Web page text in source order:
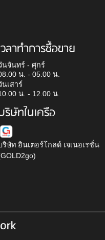
วลาทำการซื้อขาย
นจันทร์ - ศุกร์
น. - 05.00 น.
นเสาร์
น. - 12.00 น.
ริษัทในเครือ
ริษัท อินเตอร์โกลด์ เจเนอเรชั่น